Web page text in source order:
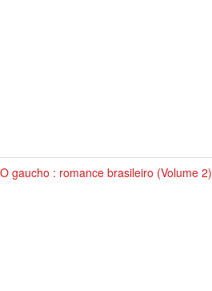
O gaucho : romance brasileiro (Volume 2)